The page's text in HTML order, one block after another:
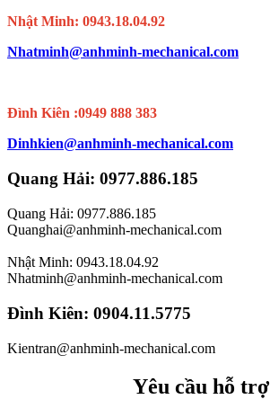
Nhật Minh: 0943.18.04.92
Nhatminh@anhminh-mechanical.com
Đình Kiên :0949 888 383
Dinhkien@anhminh-mechanical.com
Quang Hải: 0977.886.185
Quang Hải: 0977.886.185
Quanghai@anhminh-mechanical.com
Nhật Minh: 0943.18.04.92
Nhatminh@anhminh-mechanical.com
Đình Kiên: 0904.11.5775
Kientran@anhminh-mechanical.com
Yêu cầu hỗ trợ